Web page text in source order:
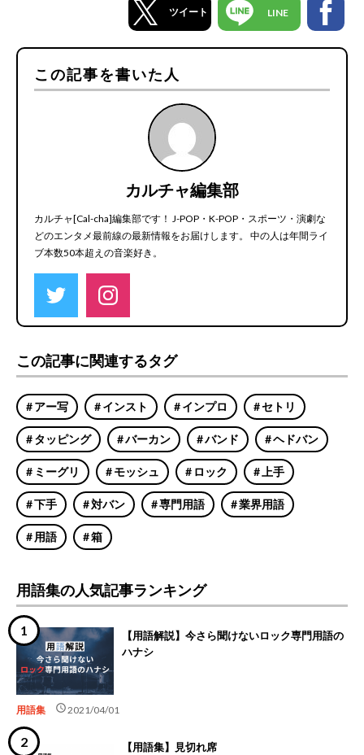
ツイート LINE
この記事を書いた人
カルチャ編集部
カルチャ[Cal-cha]編集部です！ J-POP・K-POP・スポーツ・演劇な
どのエンタメ最前線の最新情報をお届けします。 中の人は年間ライ
ブ本数50本超えの音楽好き。
この記事に関連するタグ
アー写 インスト インプロ セトリ
タッピング バーカン バンド ヘドバン
ミーグリ モッシュ ロック 上手
下手 対バン 専門用語 業界用語
用語 箱
用語集の人気記事ランキング
【用語解説】今さら聞けないロック専門用語の
ハナシ
用語集 schedule2021/04/01
【用語集】見切れ席